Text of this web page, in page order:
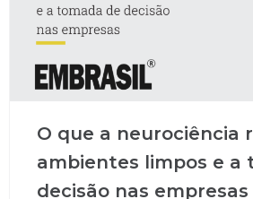
O que a neurociência
ambientes limpos e a
decisão nas empresas